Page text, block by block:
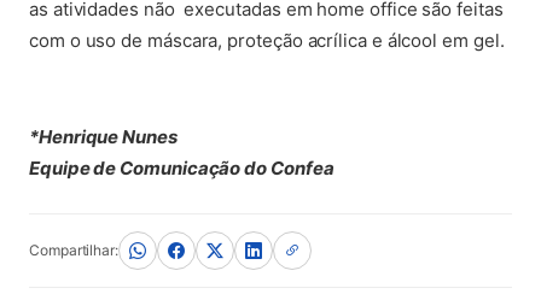
as atividades não executadas em home office são feitas
com o uso de máscara, proteção acrílica e álcool em gel.
*Henrique Nunes
Equipe de Comunicação do Confea
Compartilhar: